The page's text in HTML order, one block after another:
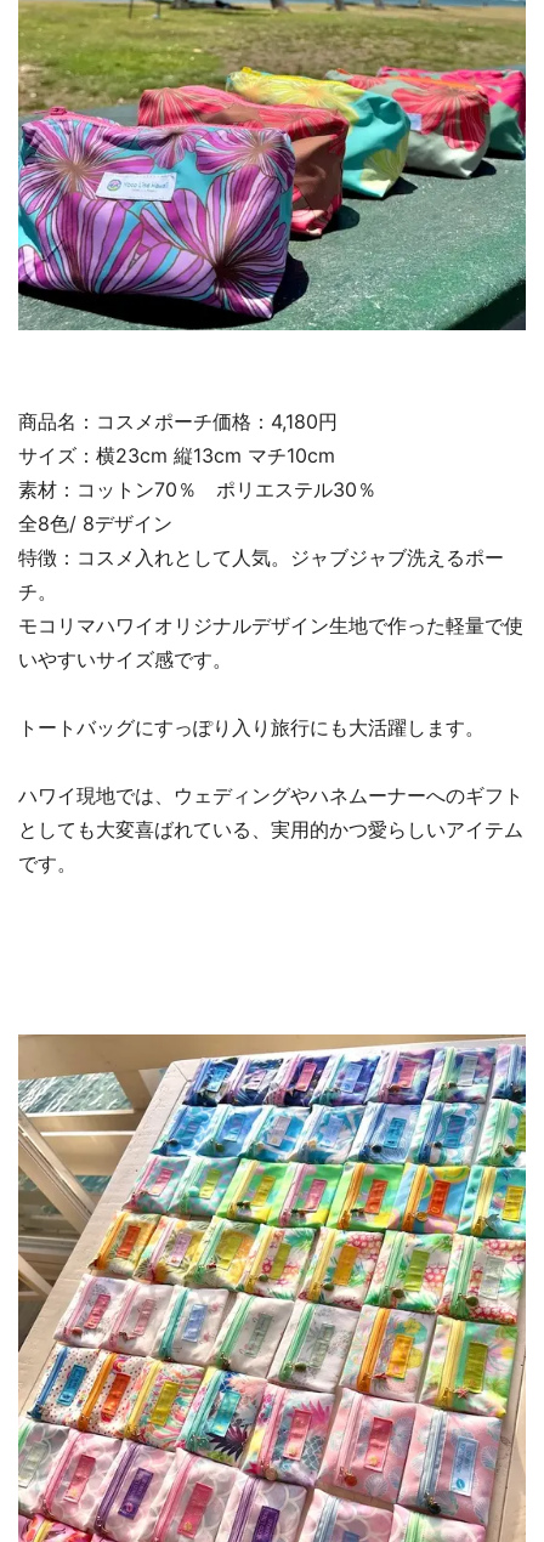
商品名：コスメポーチ価格：4,180円
サイズ：横23cm 縦13cm マチ10cm
素材：コットン70％ ポリエステル30％
全8色/ 8デザイン
特徴：コスメ入れとして人気。ジャブジャブ洗えるポー
チ。
モコリマハワイオリジナルデザイン生地で作った軽量で使
いやすいサイズ感です。
トートバッグにすっぽり入り旅行にも大活躍します。
ハワイ現地では、ウェディングやハネムーナーへのギフト
としても大変喜ばれている、実用的かつ愛らしいアイテム
です。